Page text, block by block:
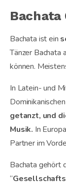
Bachata ist ein
Tänzer Bachata
können.
In Latein- und
getanzt, und
Musik. In
Partner im
Bachata gehört
“